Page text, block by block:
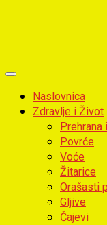
Primary
MenuNaslovnica
Zdravlje i Život
Prehrana
Povrće
Voće
Žitarice
Orašasti
Gljive
Čajevi